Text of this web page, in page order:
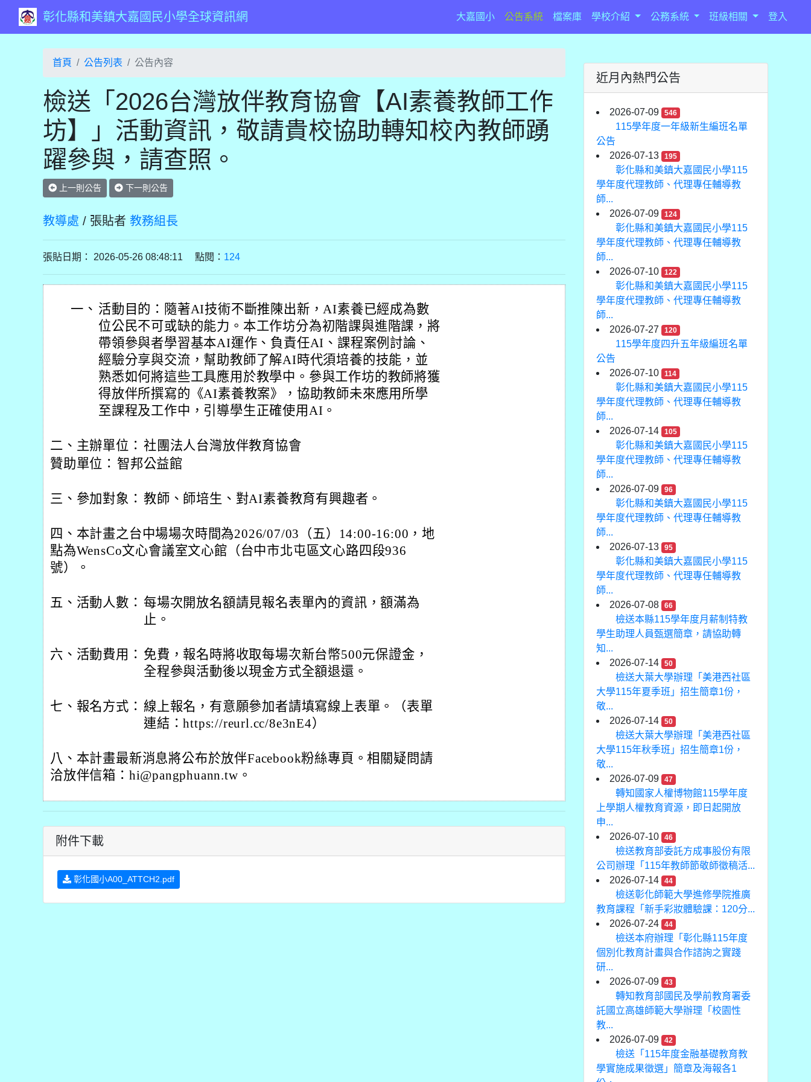
彰化縣和美鎮大嘉國民小學全球資訊網 大嘉國小(current)
公告系統 檔案庫 學校介紹 公務系統 班級相關 登入
首頁 公告列表 公告內容
檢送「2026台灣放伴教育協會【AI素養教師工作
坊】」活動資訊，敬請貴校協助轉知校內教師踴
躍參與，請查照。
上一則公告 下一則公告
教導處 / 張貼者 教務組長
張貼日期： 2026-05-26 08:48:11 點閱： 124
一、 活動目的：隨著AI技術不斷推陳出新，AI素養已經成為數
位公民不可或缺的能力。本工作坊分為初階課與進階課，將
帶領參與者學習基本AI運作、負責任AI、課程案例討論、
經驗分享與交流，幫助教師了解AI時代須培養的技能，並
熟悉如何將這些工具應用於教學中。參與工作坊的教師將獲
得放伴所撰寫的《AI素養教案》，協助教師未來應用所學
至課程及工作中，引導學生正確使用AI。
二、主辦單位： 社團法人台灣放伴教育協會
贊助單位： 智邦公益館
三、參加對象： 教師、師培生、對AI素養教育有興趣者。
四、本計畫之台中場場次時間為2026/07/03（五）14:00-16:00，地
點為WensCo文心會議室文心館（台中市北屯區文心路四段936
號）。
五、活動人數： 每場次開放名額請見報名表單內的資訊，額滿為
止。
六、活動費用： 免費，報名時將收取每場次新台幣500元保證金，
全程參與活動後以現金方式全額退還。
七、報名方式： 線上報名，有意願參加者請填寫線上表單。（表單
連結：https://reurl.cc/8e3nE4）
八、本計畫最新消息將公布於放伴Facebook粉絲專頁。相關疑問請
洽放伴信箱：hi@pangphuann.tw。
附件下載
彰化國小A00_ATTCH2.pdf
近月內熱門公告
2026-07-09 546
115學年度一年級新生編班名單
公告
2026-07-13
195
彰化縣和美鎮大嘉國民小學115
學年度代理教師、代理專任輔導教
師...
2026-07-09
124
彰化縣和美鎮大嘉國民小學115
學年度代理教師、代理專任輔導教
師...
2026-07-10
122
彰化縣和美鎮大嘉國民小學115
學年度代理教師、代理專任輔導教
師...
2026-07-27
120
115學年度四升五年級編班名單
公告
2026-07-10
114
彰化縣和美鎮大嘉國民小學115
學年度代理教師、代理專任輔導教
師...
2026-07-14
105
彰化縣和美鎮大嘉國民小學115
學年度代理教師、代理專任輔導教
師...
2026-07-09
96
彰化縣和美鎮大嘉國民小學115
學年度代理教師、代理專任輔導教
師...
2026-07-13
95
彰化縣和美鎮大嘉國民小學115
學年度代理教師、代理專任輔導教
師...
2026-07-08
66
檢送本縣115學年度月薪制特教
學生助理人員甄選簡章，請協助轉
知...
2026-07-14
50
檢送大葉大學辦理「美港西社區
大學115年夏季班」招生簡章1份，
敬...
2026-07-14
50
檢送大葉大學辦理「美港西社區
大學115年秋季班」招生簡章1份，
敬...
2026-07-09
47
轉知國家人權博物館115學年度
上學期人權教育資源，即日起開放
申...
2026-07-10
46
檢送教育部委託方成事股份有限
公司辦理「115年教師節敬師徵稿活...
2026-07-14
44
檢送彰化師範大學進修學院推廣
教育課程「新手彩妝體驗課：120分...
2026-07-24
44
檢送本府辦理「彰化縣115年度
個別化教育計畫與合作諮詢之實踐
研...
2026-07-09
43
轉知教育部國民及學前教育署委
託國立高雄師範大學辦理「校園性
教...
2026-07-09
42
檢送「115年度金融基礎教育教
學實施成果徵選」簡章及海報各1